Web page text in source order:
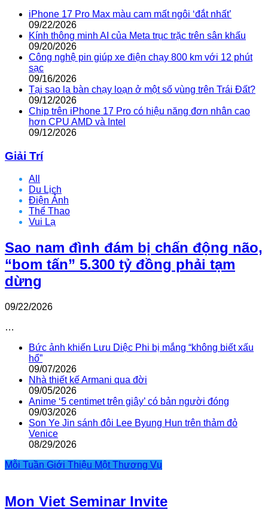
iPhone 17 Pro Max màu cam mất ngôi ‘đắt nhất’
09/22/2026
Kính thông minh AI của Meta trục trặc trên sân khấu
09/20/2026
Công nghệ pin giúp xe điện chạy 800 km với 12 phút
sạc
09/16/2026
Tại sao la bàn chạy loạn ở một số vùng trên Trái Đất?
09/12/2026
Chip trên iPhone 17 Pro có hiệu năng đơn nhân cao
hơn CPU AMD và Intel
09/12/2026
Giải Trí
All
Du Lịch
Điện Ảnh
Thể Thao
Vui Lạ
Sao nam đình đám bị chấn động não,
“bom tấn” 5.300 tỷ đồng phải tạm
dừng
09/22/2026
…
Bức ảnh khiến Lưu Diệc Phi bị mắng “không biết xấu
hổ”
09/07/2026
Nhà thiết kế Armani qua đời
09/05/2026
Anime ‘5 centimet trên giây’ có bản người đóng
09/03/2026
Son Ye Jin sánh đôi Lee Byung Hun trên thảm đỏ
Venice
08/29/2026
Mỗi Tuần Giới Thiệu Một Thương Vụ
Mon Viet Seminar Invite